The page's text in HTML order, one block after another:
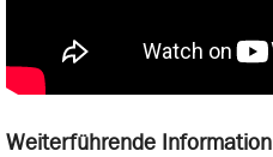
Weiterführende Information